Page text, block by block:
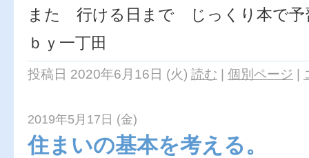
また 行ける日まで じっくり本で予
ｂｙ一丁田
投稿日 2020年6月16日 (火) 読む | 個別ページ |
2019年5月17日 (金)
住まいの基本を考える。